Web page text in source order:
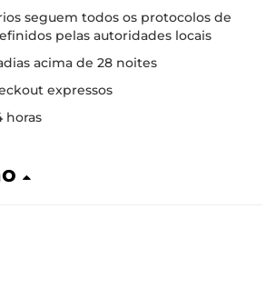
seguem todos os protocolos de
pelas autoridades locais
acima de 28 noites
expressos
horas